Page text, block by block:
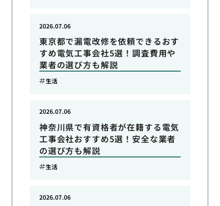
東京都で漏電改修を依頼できるおす
すめ電気工事会社5選！調査費用や
業者の選び方も解説
2026.07.06
生活
神奈川県で有資格者が在籍する電気
工事会社おすすめ5選！安全な業者
の選び方も解説
2026.07.06
生活
2026.07.06